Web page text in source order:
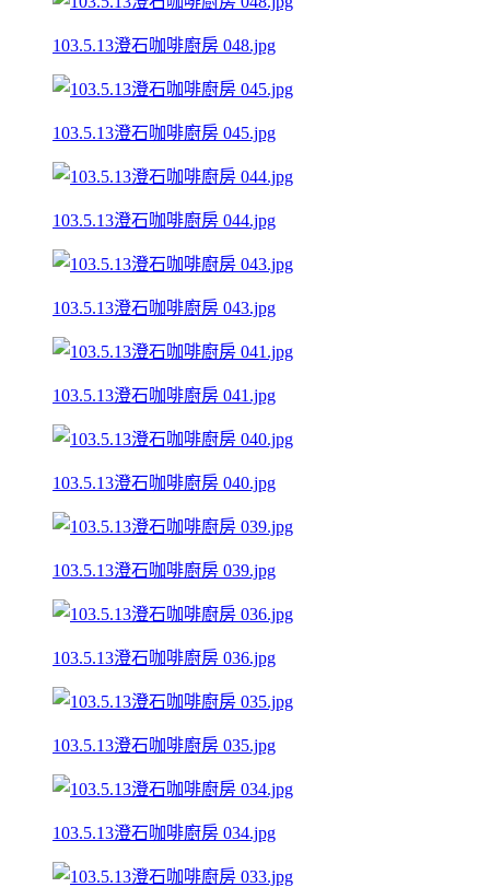
103.5.13澄石咖啡廚房 048.jpg
103.5.13澄石咖啡廚房 045.jpg
103.5.13澄石咖啡廚房 044.jpg
103.5.13澄石咖啡廚房 043.jpg
103.5.13澄石咖啡廚房 041.jpg
103.5.13澄石咖啡廚房 040.jpg
103.5.13澄石咖啡廚房 039.jpg
103.5.13澄石咖啡廚房 036.jpg
103.5.13澄石咖啡廚房 035.jpg
103.5.13澄石咖啡廚房 034.jpg